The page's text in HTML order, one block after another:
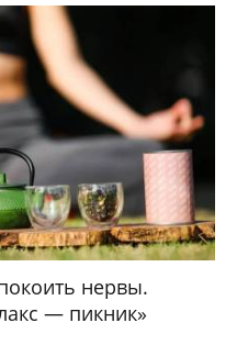
нервы.
— пикник»